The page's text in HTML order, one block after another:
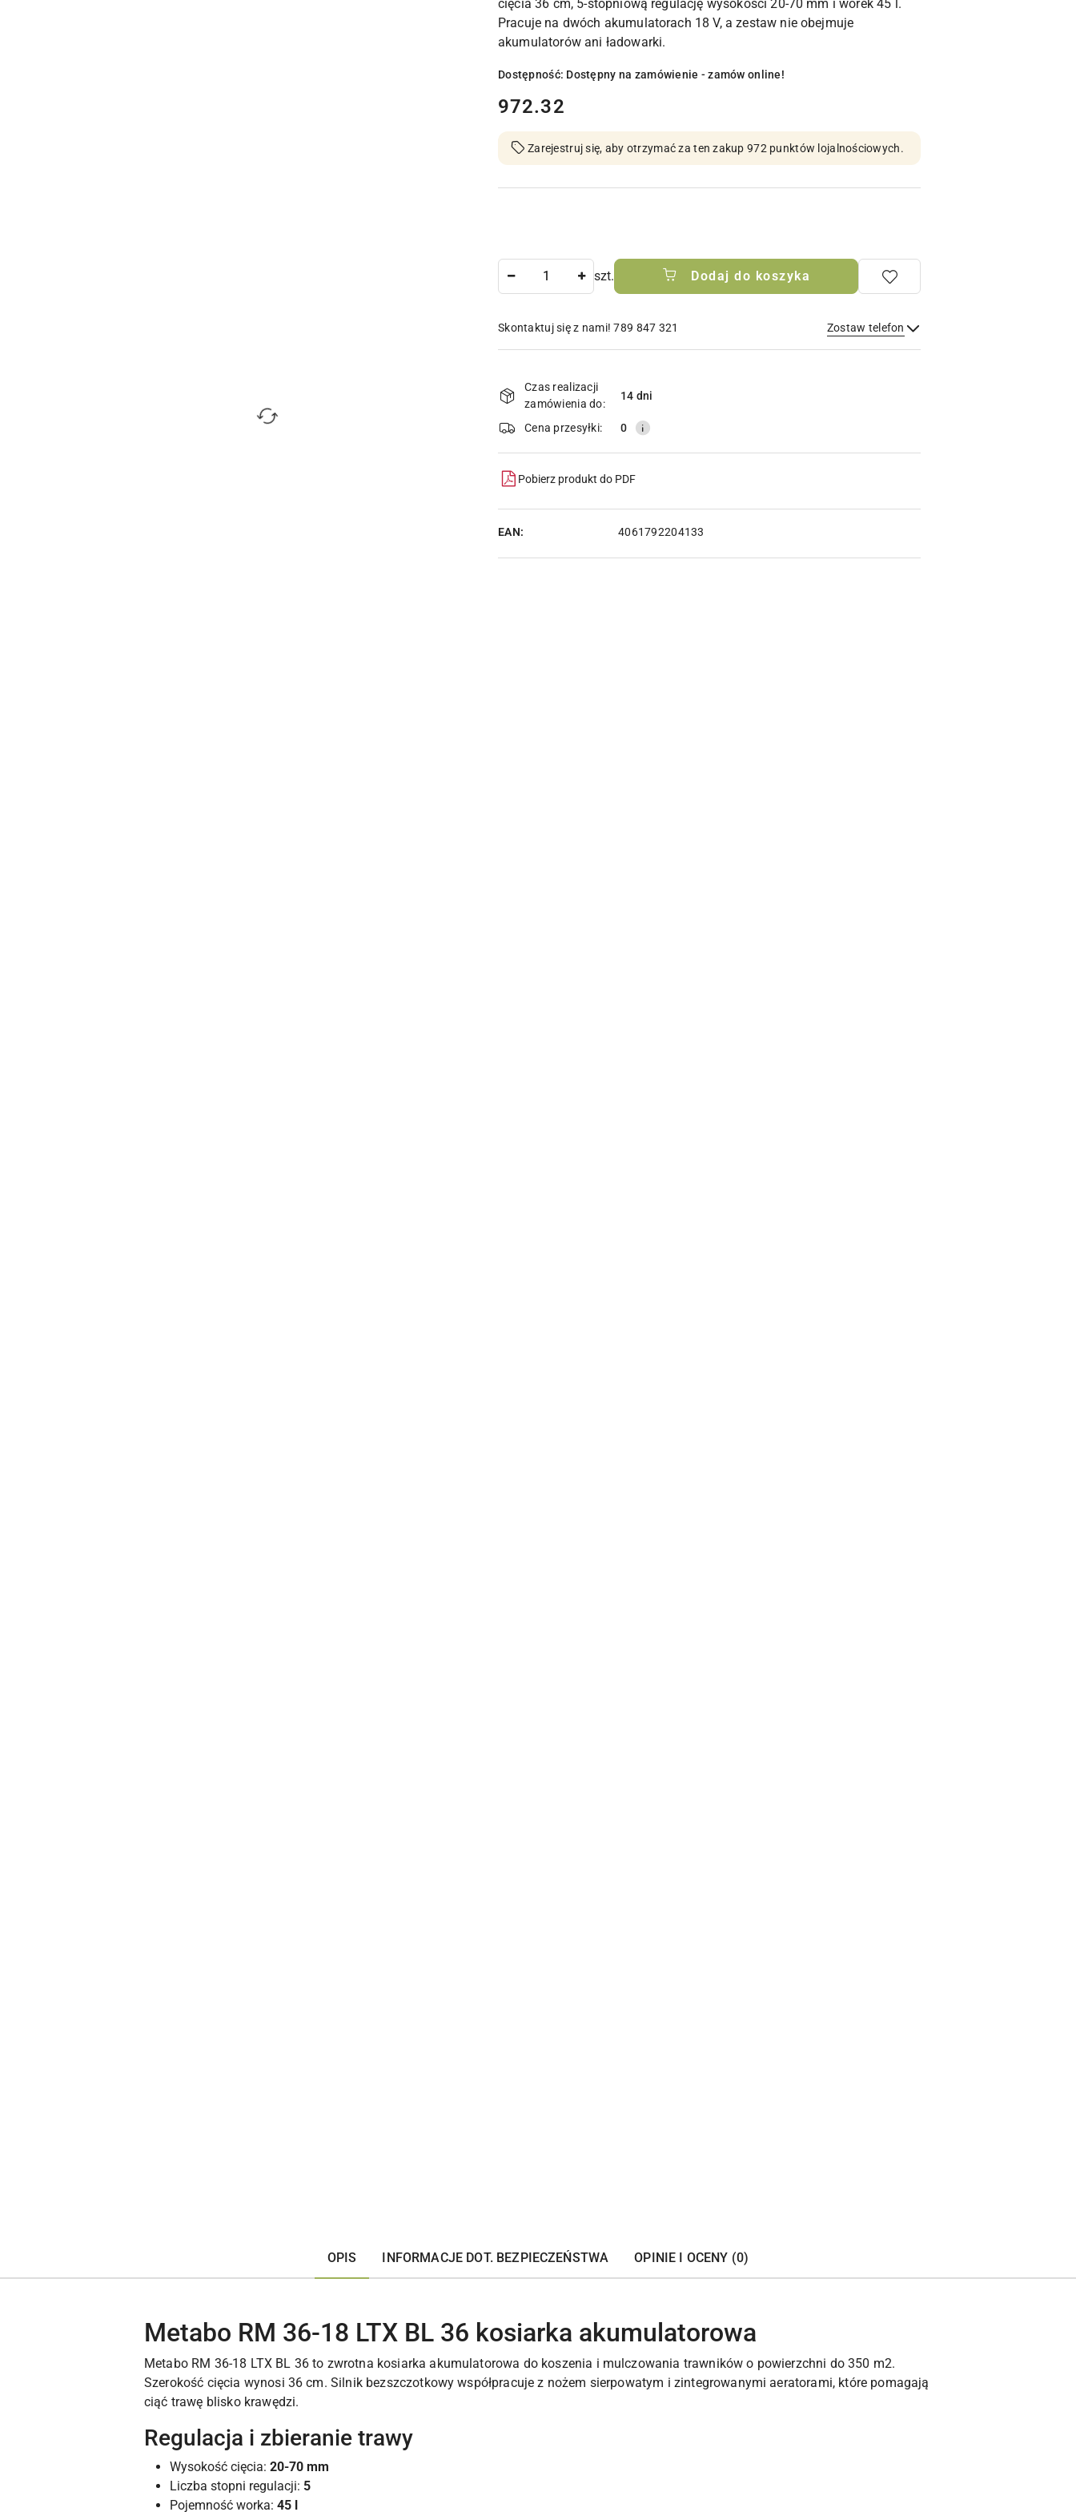
cięcia 36 cm, 5-stopniową regulację wysokości 20-70 mm i worek 45 l.
Pracuje na dwóch akumulatorach 18 V, a zestaw nie obejmuje
akumulatorów ani ładowarki.
Dostępność: Dostępny na zamówienie - zamów online!
cena:
972.32
Zarejestruj się, aby otrzymać za ten zakup 972 punktów lojalnościowych.
szt. Dodaj do koszyka
Skontaktuj się z nami! 789 847 321 Zostaw telefon
Wyślij
i
dostawa
Czas realizacji
zamówienia do:
14 dni
Cena przesyłki: 0
Pobierz produkt do PDF
EAN: 4061792204133
OPIS INFORMACJE DOT. BEZPIECZEŃSTWA OPINIE I OCENY (0)
Metabo RM 36-18 LTX BL 36 kosiarka akumulatorowa
Metabo RM 36-18 LTX BL 36 to zwrotna kosiarka akumulatorowa do koszenia i mulczowania trawników o powierzchni do 350 m2.
Szerokość cięcia wynosi 36 cm. Silnik bezszczotkowy współpracuje z nożem sierpowatym i zintegrowanymi aeratorami, które pomagają
ciąć trawę blisko krawędzi.
Regulacja i zbieranie trawy
Wysokość cięcia: 20-70 mm
Liczba stopni regulacji: 5
Pojemność worka: 45 l